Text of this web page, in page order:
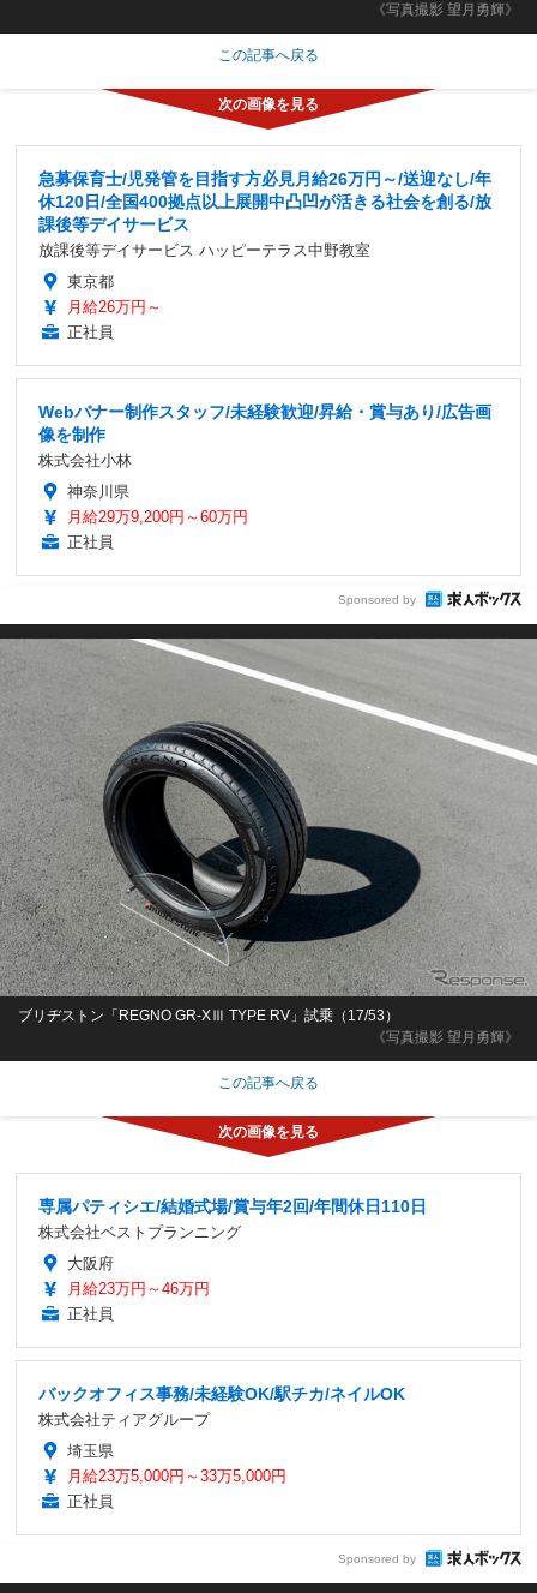
《写真撮影 望月勇輝》
この記事へ戻る
急募保育士/児発管を目指す方必見月給26万円～/送迎なし/年
休120日/全国400拠点以上展開中凸凹が活きる社会を創る/放
課後等デイサービス
放課後等デイサービス ハッピーテラス中野教室
東京都
月給26万円～
正社員
Webバナー制作スタッフ/未経験歓迎/昇給・賞与あり/広告画
像を制作
株式会社小林
神奈川県
月給29万9,200円～60万円
正社員
Sponsored by
《写真撮影 望月勇輝》
ブリヂストン「REGNO GR-XⅢ TYPE RV」試乗（17/53）
この記事へ戻る
専属パティシエ/結婚式場/賞与年2回/年間休日110日
株式会社ベストプランニング
大阪府
月給23万円～46万円
正社員
バックオフィス事務/未経験OK/駅チカ/ネイルOK
株式会社ティアグループ
埼玉県
月給23万5,000円～33万5,000円
正社員
Sponsored by